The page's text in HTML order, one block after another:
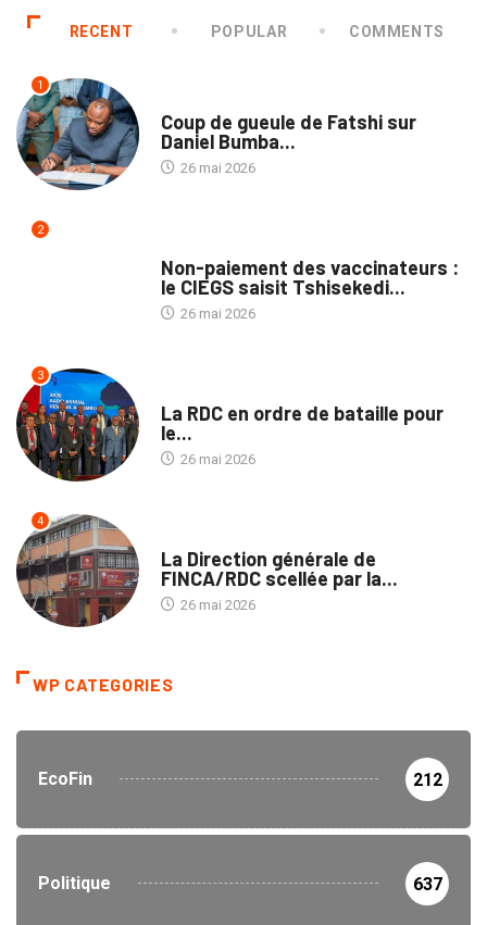
RECENT POPULAR COMMENTS
1
Coup de gueule de Fatshi sur
Daniel Bumba...
26 mai 2026
2
Non-paiement des vaccinateurs :
le CIEGS saisit Tshisekedi...
26 mai 2026
3
La RDC en ordre de bataille pour
le...
26 mai 2026
4
La Direction générale de
FINCA/RDC scellée par la...
26 mai 2026
WP CATEGORIES
EcoFin 212
Politique 637